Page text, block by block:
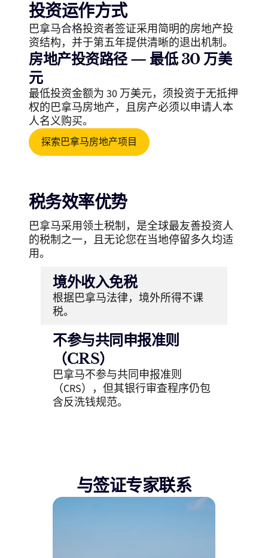
投资运作方式
巴拿马合格投资者签证采用简明的房地产投
资结构，并于第五年提供清晰的退出机制。
房地产投资路径 — 最低 30 万美
元
最低投资金额为 30 万美元，须投资于无抵押
权的巴拿马房地产，且房产必须以申请人本
人名义购买。
探索巴拿马房地产项目
税务效率优势
巴拿马采用领土税制，是全球最友善投资人
的税制之一，且无论您在当地停留多久均适
用。
境外收入免税
根据巴拿马法律，境外所得不课
税。
不参与共同申报准则
（CRS）
巴拿马不参与共同申报准则
（CRS），但其银行审查程序仍包
含反洗钱规范。
与签证专家联系